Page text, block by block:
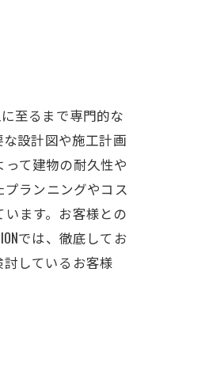
至るまで専門的な
な設計図や施工計画
て建物の耐久性や
プランニングやコス
ます。お客様との
では、徹底してお
しているお客様